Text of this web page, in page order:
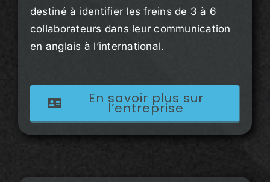
destiné à identifier les freins de 3 à 6
collaborateurs dans leur communication
en anglais à l’international.
En savoir plus sur
l’entreprise